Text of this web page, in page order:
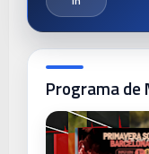
Programa de